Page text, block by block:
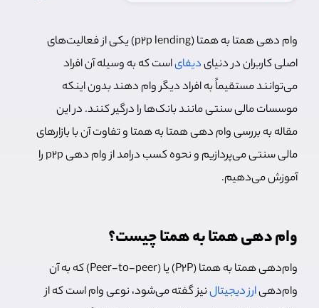
وام دهی همتا به همتا (p2p lending) یکی از فعالیت‌های
اصلی کاربران در دنیایدیفایاست که به وسیله آن افراد
می‌توانند مستقیماً به افراد دیگر وام دهند بدون اینکه
موسسات مالی سنتی مانند بانک‌ها را درگیر کنند. در این
مقاله به بررسی وام دهی همتا به همتا و تفاوت آن با بازارهای
مالی سنتی می‌پردازیم و نحوه کسب درامد از وام دهی p2p را
آموزش می‌دهیم.
وام دهی همتا به همتا چیست؟
وام‌دهی همتا به همتا (P2P) یا (Peer-to-peer) که به آن
وام‌دهیارز دیجیتالنیز گفته می‌شود، نوعی وام است که از